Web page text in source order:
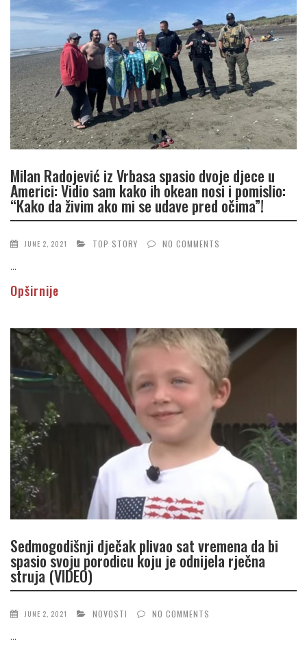
Milan Radojević iz Vrbasa spasio dvoje djece u
Americi: Vidio sam kako ih okean nosi i pomislio:
“Kako da živim ako mi se udave pred očima”!
JUNE 2, 2021 TOP STORY NO COMMENTS
...
Opširnije
Sedmogodišnji dječak plivao sat vremena da bi
spasio svoju porodicu koju je odnijela rječna
struja (VIDEO)
JUNE 2, 2021 NOVOSTI NO COMMENTS
...